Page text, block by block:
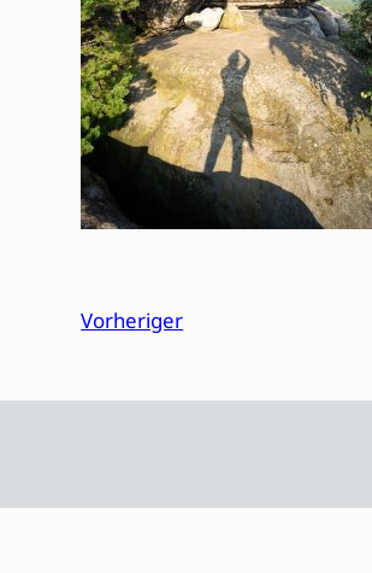
Vorheriger